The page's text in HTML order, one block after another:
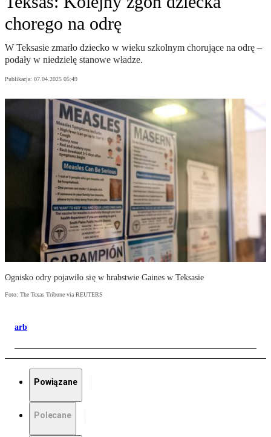
chorego na odrę
W Teksasie zmarło dziecko w wieku szkolnym chorujące na odrę –
podały w niedzielę stanowe władze.
Publikacja: 07.04.2025 05:49
Ognisko odry pojawiło się w hrabstwie Gaines w Teksasie
Foto: The Texas Tribune via REUTERS
arb
Powiązane
Polecane